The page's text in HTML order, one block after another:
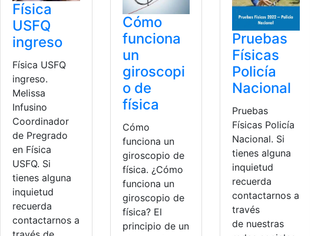
Física
USFQ
ingreso
Física USFQ
ingreso.
Melissa
Infusino
Coordinador
de Pregrado
en Física
USFQ. Si
tienes alguna
inquietud
recuerda
contactarnos a
Cómo
funciona
un
giroscopi
o de
física
Cómo
funciona un
giroscopio de
física. ¿Cómo
funciona un
giroscopio de
física? El
principio de un
Pruebas
Físicas
Policía
Nacional
Pruebas
Físicas Policía
Nacional. Si
tienes alguna
inquietud
recuerda
contactarnos a
través
de nuestras